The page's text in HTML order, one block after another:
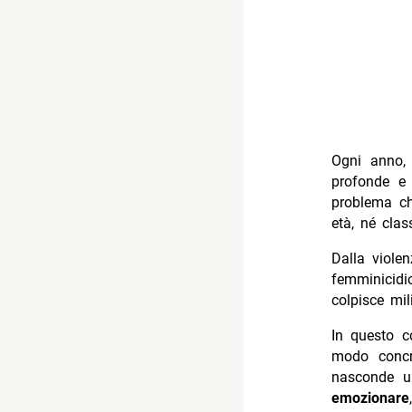
Ogni
profonde
problema
età, né
Dalla
colpisce
In questo
modo
nasconde
emozionare